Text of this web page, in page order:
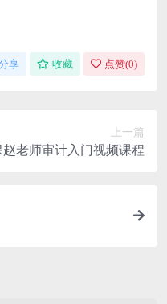
享 收藏 点赞(0)
上一篇
赵老师审计入门视频课程